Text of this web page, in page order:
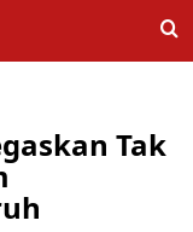
Tak